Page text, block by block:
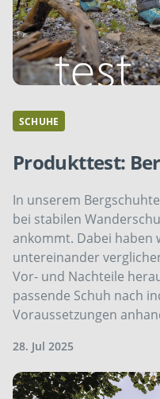
SCHUHE
Produkttest:
In unserem
bei stabilen
ankommt. Dabei haben
untereinander
Vor- und Nachteile
passende Schuh nach
Voraussetzungen
28. Jul 2025